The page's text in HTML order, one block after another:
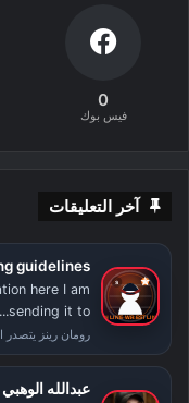
0
فيس بوك
آخر التعليقات
guidelines
here I am
sending it to...
عبدالله الوهبي